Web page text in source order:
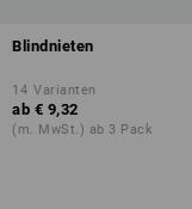
Blindnieten
14 Varianten
ab € 9,32
(m. MwSt.) ab 3 Pack